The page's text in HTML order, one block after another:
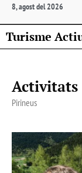
8, agost del 2026
Turisme
Activitats
Pirineus